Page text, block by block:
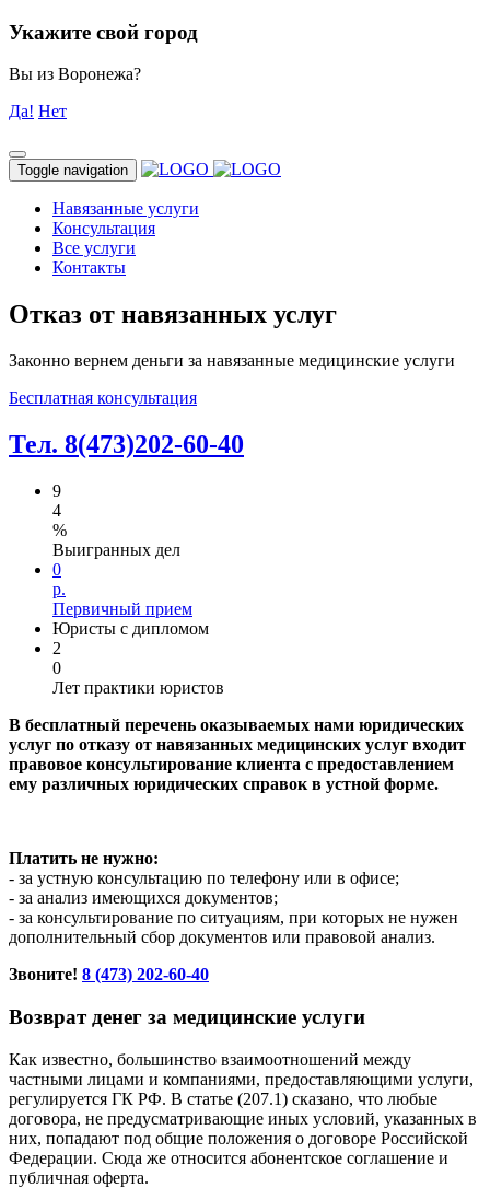
Укажите свой город
Вы из Воронежа?
Да! Нет
Toggle navigation
Навязанные услуги
Консультация
Все услуги
Контакты
Отказ от навязанных услуг
Законно вернем деньги за навязанные медицинские услуги
Бесплатная консультация
Тел. 8(473)202-60-40
9
4
%
Выигранных дел
0
р.
Первичный прием
Юристы с дипломом
2
0
Лет практики юристов
В бесплатный перечень оказываемых нами юридических
услуг по отказу от навязанных медицинских услуг входит
правовое консультирование клиента с предоставлением
ему различных юридических справок в устной форме.
Платить не нужно:
- за устную консультацию по телефону или в офисе;
- за анализ имеющихся документов;
- за консультирование по ситуациям, при которых не нужен
дополнительный сбор документов или правовой анализ.
Звоните! 8 (473) 202-60-40
Возврат денег за медицинские услуги
Как известно, большинство взаимоотношений между
частными лицами и компаниями, предоставляющими услуги,
регулируется ГК РФ. В статье (207.1) сказано, что любые
договора, не предусматривающие иных условий, указанных в
них, попадают под общие положения о договоре Российской
Федерации. Сюда же относится абонентское соглашение и
публичная оферта.